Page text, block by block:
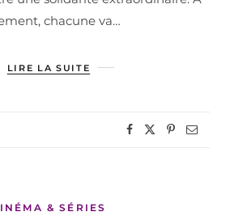
chacune va…
LIRE LA SUITE
& SÉRIES